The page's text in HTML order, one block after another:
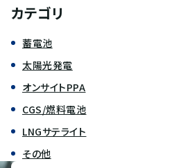
カテゴリ
蓄電池
太陽光発電
オンサイトPPA
CGS/燃料電池
LNGサテライト
その他